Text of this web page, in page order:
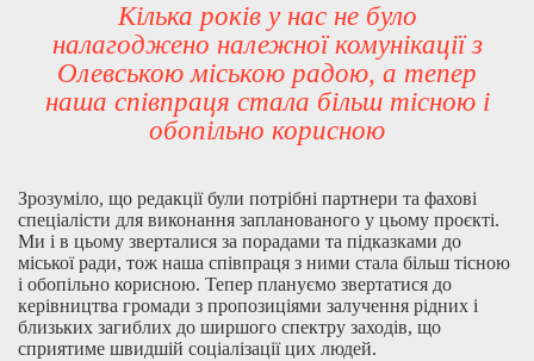
Кілька років у нас не було
налагоджено належної комунікації з
Олевською міською радою, а тепер
наша співпраця стала більш тісною і
обопільно корисною
Зрозуміло, що редакції були потрібні партнери та фахові
спеціалісти для виконання запланованого у цьому проєкті.
Ми і в цьому зверталися за порадами та підказками до
міської ради, тож наша співпраця з ними стала більш тісною
і обопільно корисною. Тепер плануємо звертатися до
керівництва громади з пропозиціями залучення рідних і
близьких загиблих до ширшого спектру заходів, що
сприятиме швидшій соціалізації цих людей.